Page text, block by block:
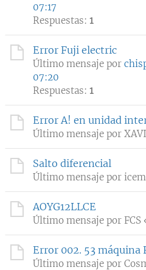
07:17
Respuestas: 1
Error Fuji electric
Último mensaje por
07:20
Respuestas: 1
Error A! en unidad
Último mensaje por
Salto diferencial
Último mensaje por
AOYG12LLCE
Último mensaje por FCS
Error 002. 53 máquina
Último mensaje por